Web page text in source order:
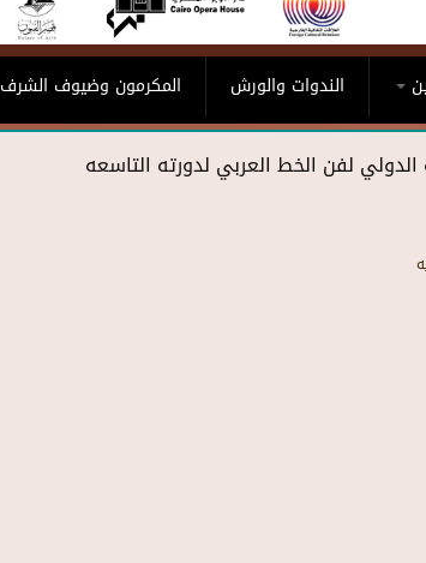
المكرمون وضيوف الشرف الندوات والورش
لفن الخط العربي لدورته التاسعه